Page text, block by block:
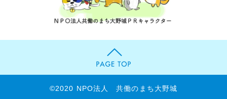
©2020 NPO法人 共働のまち大野城